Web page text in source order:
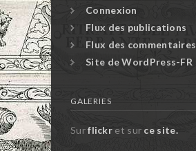
Connexion
Flux des publications
Flux des commentaires
Site de WordPress-FR
GALERIES
Surflickret sur ce site.